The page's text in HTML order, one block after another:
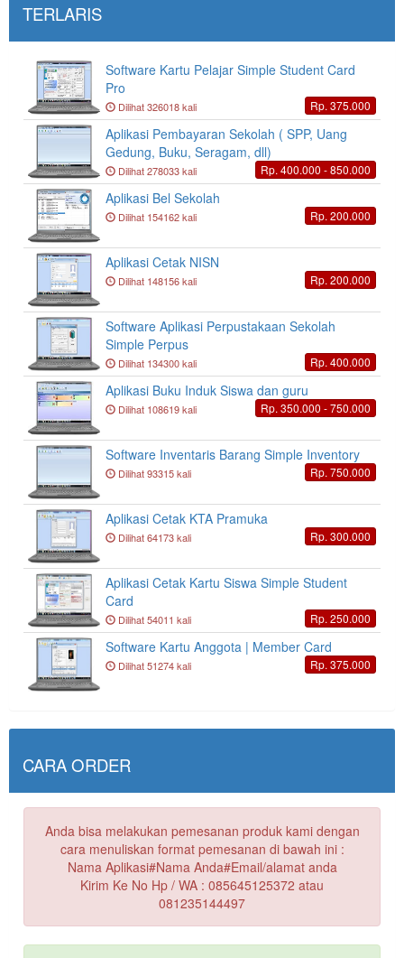
TERLARIS
Software Kartu Pelajar Simple Student Card
Pro
Dilihat 326018 kali Rp. 375.000
Aplikasi Pembayaran Sekolah ( SPP, Uang
Gedung, Buku, Seragam, dll)
Dilihat 278033 kali Rp. 400.000 - 850.000
Aplikasi Bel Sekolah
Dilihat 154162 kali Rp. 200.000
Aplikasi Cetak NISN
Dilihat 148156 kali Rp. 200.000
Software Aplikasi Perpustakaan Sekolah
Simple Perpus
Dilihat 134300 kali Rp. 400.000
Aplikasi Buku Induk Siswa dan guru
Dilihat 108619 kali Rp. 350.000 - 750.000
Software Inventaris Barang Simple Inventory
Dilihat 93315 kali Rp. 750.000
Aplikasi Cetak KTA Pramuka
Dilihat 64173 kali Rp. 300.000
Aplikasi Cetak Kartu Siswa Simple Student
Card
Dilihat 54011 kali Rp. 250.000
Software Kartu Anggota | Member Card
Dilihat 51274 kali Rp. 375.000
CARA ORDER
Anda bisa melakukan pemesanan produk kami dengan
cara menuliskan format pemesanan di bawah ini :
Nama Aplikasi#Nama Anda#Email/alamat anda
Kirim Ke No Hp / WA : 085645125372 atau
081235144497